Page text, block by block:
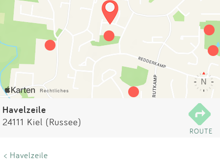
Partner
Kontakt
Impressum
Havelzeile
24111 Kiel (Russee)
ROUTE
< Havelzeile